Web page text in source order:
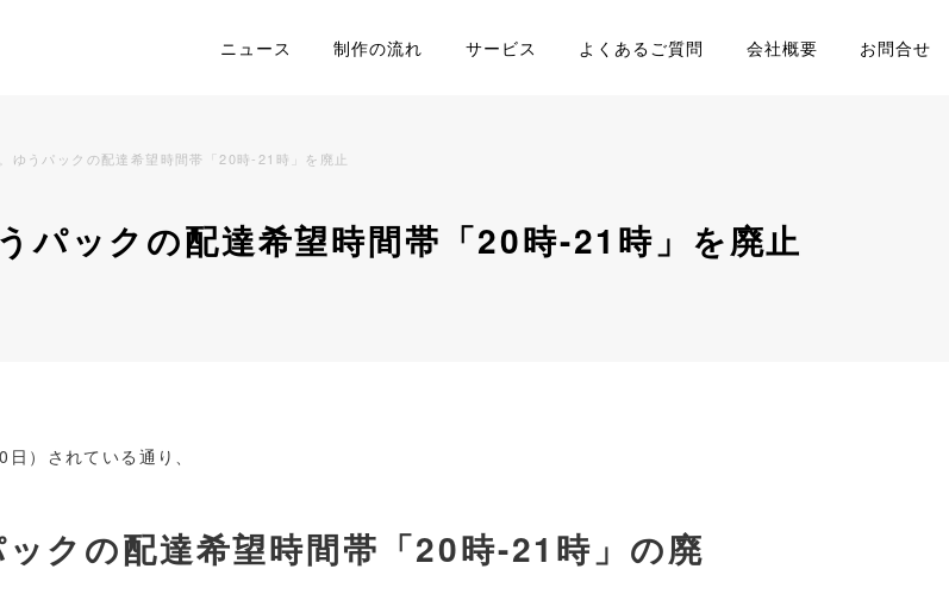
ニュース 制作の流れ サービス よくあるご質問 会社概要 お問合せ
ゆうパックの配達希望時間帯「20時-21時」を廃止
パックの配達希望時間帯「20時-21時」を廃止
）されている通り、
クの配達希望時間帯「20時-21時」の廃